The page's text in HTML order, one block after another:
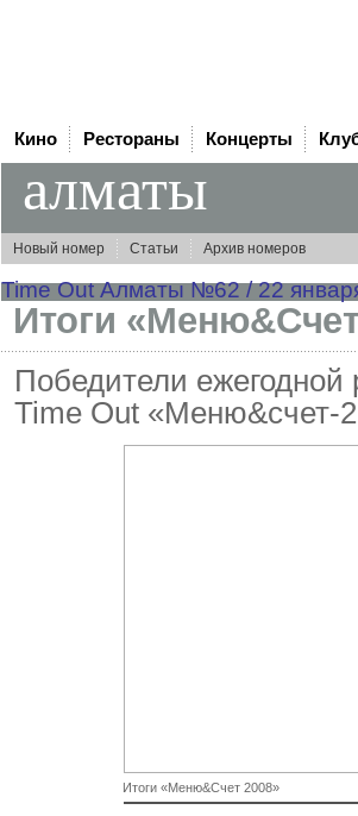
Кино Рестораны Концерты
алматы
Новый номер Статьи Архив номеров
Time Out Алматы №62 / 22
Итоги
Победители
Time Out «Меню&счет-
Итоги «Меню&Счет 2008»